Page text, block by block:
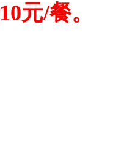
10元/餐。